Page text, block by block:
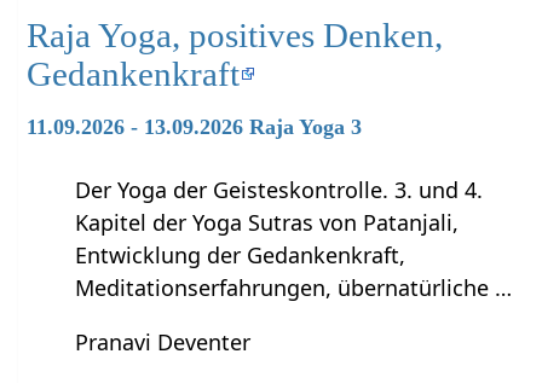
Raja Yoga, positives Denken,
Gedankenkraft
11.09.2026 - 13.09.2026 Raja Yoga 3
Der Yoga der Geisteskontrolle. 3. und 4.
Kapitel der Yoga Sutras von Patanjali,
Entwicklung der Gedankenkraft,
Meditationserfahrungen, übernatürliche …
Pranavi Deventer